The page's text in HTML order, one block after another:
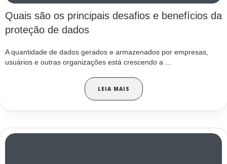
Quais são os principais desafios e benefícios da
proteção de dados
A quantidade de dados gerados e armazenados por empresas,
usuários e outras organizações está crescendo a ...
LEIA MAIS